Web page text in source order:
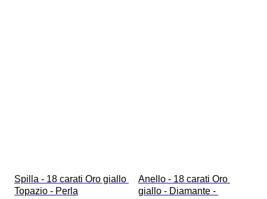
Spilla - 18 carati Oro giallo
Topazio - Perla
Anello - 18 carati Oro
giallo - Diamante -